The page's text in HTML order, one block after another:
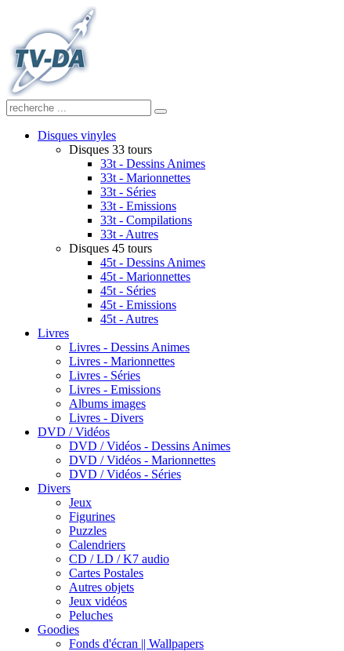
Disques vinyles
Disques 33 tours
33t - Dessins Animes
33t - Marionnettes
33t - Séries
33t - Emissions
33t - Compilations
33t - Autres
Disques 45 tours
45t - Dessins Animes
45t - Marionnettes
45t - Séries
45t - Emissions
45t - Autres
Livres
Livres - Dessins Animes
Livres - Marionnettes
Livres - Séries
Livres - Emissions
Albums images
Livres - Divers
DVD / Vidéos
DVD / Vidéos - Dessins Animes
DVD / Vidéos - Marionnettes
DVD / Vidéos - Séries
Divers
Jeux
Figurines
Puzzles
Calendriers
CD / LD / K7 audio
Cartes Postales
Autres objets
Jeux vidéos
Peluches
Goodies
Fonds d'écran || Wallpapers